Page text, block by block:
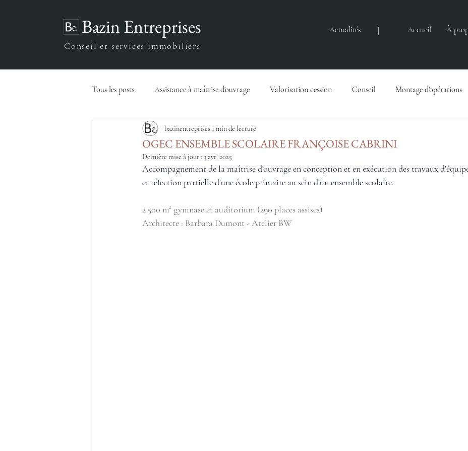
Bazin Entreprises
Conseil et services immobiliers
Accueil À
Actualités
Tous les posts Assistance à maîtrise d'ouvrage Valorisation cession Conseil Montage d'opérations
Ingénierie du FM Stratégie Gestion immobilière
OGEC ENSEMBLE SCOLAIRE FRANÇOISE CABRINI
bazinentreprises 1 min de lecture
Dernière mise à jour : 3 avr. 2025
Accompagnement de la maîtrise d’ouvrage en conception et en exécution des travaux
et réfection partielle d’une école primaire au sein d’un ensemble scolaire.
2 500 m² gymnase et auditorium (290 places assises)
Architecte : Barbara Dumont - Atelier BW